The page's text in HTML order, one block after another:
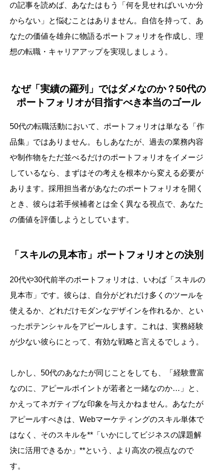
の記事を読めば、あなたはもう「何を見せればいいか分
からない」と悩むことはありません。自信を持って、あ
なたの価値を雄弁に物語るポートフォリオを作成し、理
想の転職・キャリアアップを実現しましょう。
なぜ「実績の羅列」ではダメなのか？50代の
ポートフォリオが目指すべき本当のゴール
50代の転職活動において、ポートフォリオは単なる「作
品集」ではありません。もしあなたが、過去の業務内容
や制作物をただ並べるだけのポートフォリオをイメージ
しているなら、まずはその考えを根本から変える必要が
あります。採用担当者があなたのポートフォリオを開く
とき、彼らは若手候補者とは全く異なる視点で、あなた
の価値を評価しようとしています。
「スキルの見本市」ポートフォリオとの決別
20代や30代前半のポートフォリオは、いわば「スキルの
見本市」です。彼らは、自分がどれだけ多くのツールを
使えるか、どれだけモダンなデザインを作れるか、とい
ったポテンシャルをアピールします。これは、実務経験
が少ない彼らにとって、有効な戦略と言えるでしょう。
しかし、50代のあなたが同じことをしても、「経験豊富
なのに、アピールポイントが若者と一緒なのか…」と、
かえってネガティブな印象を与えかねません。あなたが
アピールすべきは、Webマーケティングのスキル単体で
はなく、そのスキルを**「いかにしてビジネスの課題解
決に活用できるか」**という、より高次の視点なので
す。